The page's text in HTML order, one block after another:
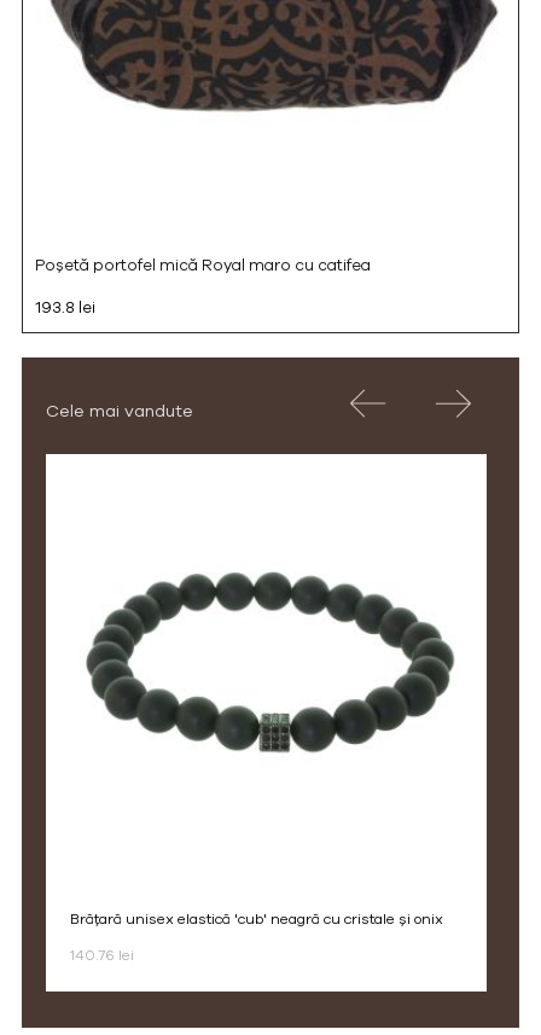
Poșetă portofel mică Royal maro cu catifea
193.8 lei
Cele mai vandute
brățară unisex elastică 'cub' neagră cu cristale și onix
140.76 lei